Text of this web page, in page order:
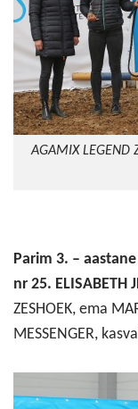
AGAMIX
Parim 3. –
nr 25. ELISABETH
ZESHOEK, ema
MESSENGER,